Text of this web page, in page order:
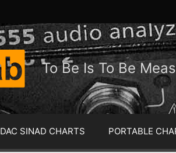
To Be Is To Be
DAC SINAD CHARTS PORTABLE